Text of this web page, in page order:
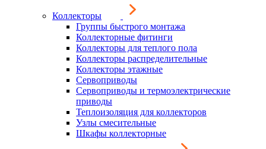
Коллекторы
Группы быстрого монтажа
Коллекторные фитинги
Коллекторы для теплого пола
Коллекторы распределительные
Коллекторы этажные
Сервоприводы
Сервоприводы и термоэлектрические
приводы
Теплоизоляция для коллекторов
Узлы смесительные
Шкафы коллекторные